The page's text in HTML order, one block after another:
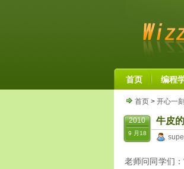
首页 编程
首页 > 开心一刻
2010
9 月18
牛皮
老师问同学们